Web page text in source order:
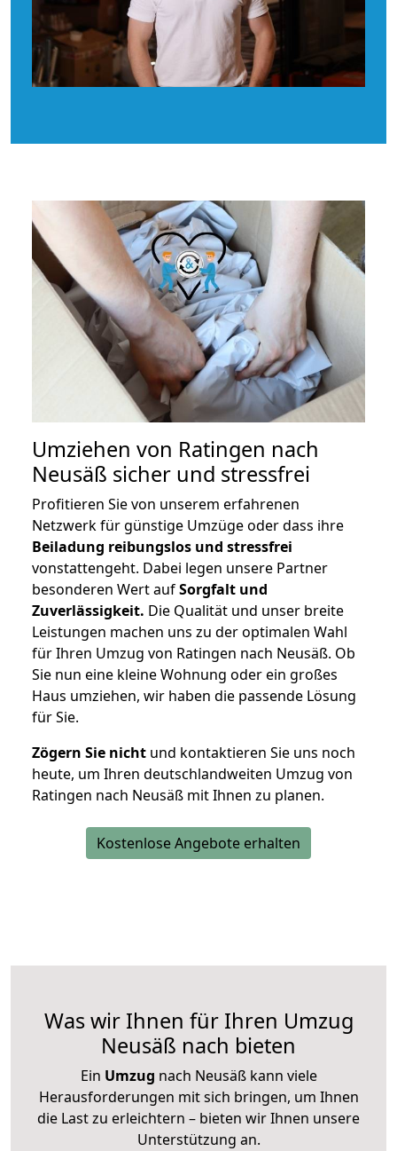
Umziehen von Ratingen nach
Neusäß sicher und stressfrei
Profitieren Sie von unserem erfahrenen
Netzwerk für günstige Umzüge oder dass ihre
Beiladung reibungslos und stressfrei
vonstattengeht. Dabei legen unsere Partner
besonderen Wert aufSorgfalt und
Zuverlässigkeit. Die Qualität und unser breite
Leistungen machen uns zu der optimalen Wahl
für Ihren Umzug von Ratingen nach Neusäß. Ob
Sie nun eine kleine Wohnung oder ein großes
Haus umziehen, wir haben die passende Lösung
für Sie.
Zögern Sie nicht und kontaktieren Sie uns noch
heute, um Ihren deutschlandweiten Umzug von
Ratingen nach Neusäß mit Ihnen zu planen.
Kostenlose Angebote erhalten
Was wir Ihnen für Ihren Umzug
Neusäß nach bieten
Ein Umzug nach Neusäß kann viele
Herausforderungen mit sich bringen, um Ihnen
die Last zu erleichtern – bieten wir Ihnen unsere
Unterstützung an.